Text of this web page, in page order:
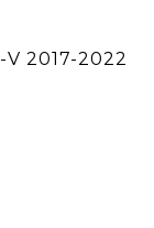
2017-2022